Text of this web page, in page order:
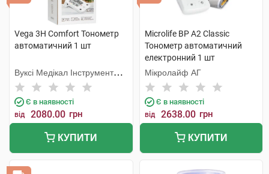
Vega 3H Comfort Тонометр
автоматичний 1 шт
Вуксі Медікал Інструмент
Фекторі
Є в наявності
від 2080.00 грн
КУПИТИ
Microlife BP A2 Classic
Тонометр автоматичний
електронний 1 шт
Мікролайф AГ
Є в наявності
від 2638.00 грн
КУПИТИ